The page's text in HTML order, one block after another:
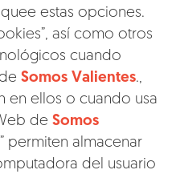
estas opciones.
así como otros
cuando
Somos Valientes.,
en ellos o cuando usa
de Somos
permiten almacenar
del usuario